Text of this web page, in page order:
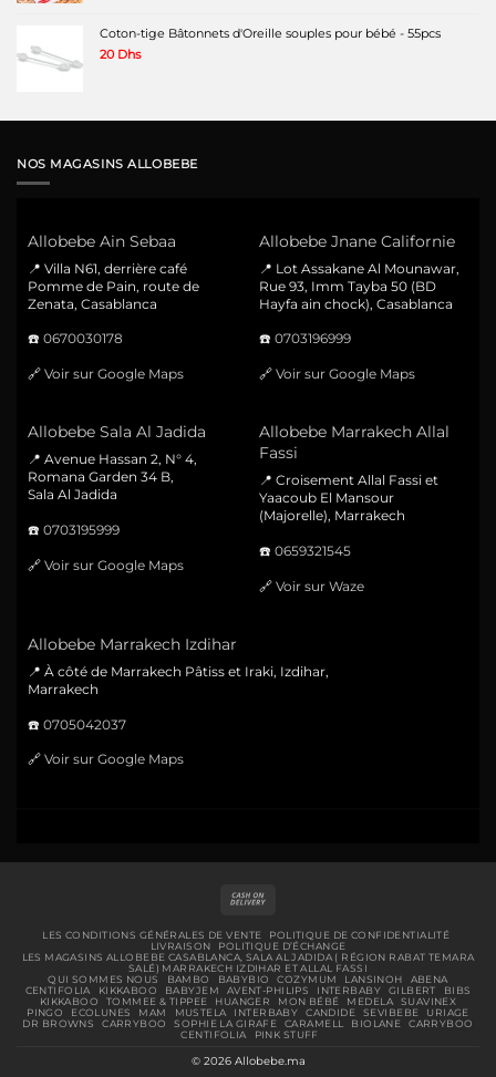
Coton-tige Bâtonnets d'Oreille souples pour bébé - 55pcs
20 Dhs
NOS MAGASINS ALLOBEBE
Allobebe Ain Sebaa
📍 Villa N61, derrière café
Pomme de Pain, route de
Zenata, Casablanca
☎️ 0670030178
🔗 Voir sur Google Maps
Allobebe Jnane Californie
📍 Lot Assakane Al Mounawar,
Rue 93, Imm Tayba 50 (BD
Hayfa ain chock), Casablanca
☎️ 0703196999
🔗 Voir sur Google Maps
Allobebe Sala Al Jadida
📍 Avenue Hassan 2, N° 4,
Romana Garden 34 B,
Sala Al Jadida
☎️ 0703195999
🔗 Voir sur Google Maps
Allobebe Marrakech Allal
Fassi
📍 Croisement Allal Fassi et
Yaacoub El Mansour
(Majorelle), Marrakech
☎️ 0659321545
🔗 Voir sur Waze
Allobebe Marrakech Izdihar
📍 À côté de Marrakech Pâtiss et Iraki, Izdihar,
Marrakech
☎️ 0705042037
🔗 Voir sur Google Maps
Delivery
LES CONDITIONS GÉNÉRALES DE VENTE
POLITIQUE DE CONFIDENTIALITÉ
LIVRAISON
POLITIQUE D’ÉCHANGE
LES MAGASINS ALLOBEBE CASABLANCA, SALA AL JADIDA ( RÉGION RABAT TEMARA
SALÉ) MARRAKECH IZDIHAR ET ALLAL FASSI
QUI SOMMES NOUS
BAMBO BABYBIO COZYMUM LANSINOH
ABENA
CENTIFOLIA
KIKKABOO BABYJEM AVENT-PHILIPS INTERBABY GILBERT
BIBS
KIKKABOO
TOMMEE & TIPPEE HUANGER MON BÉBÉ MEDELA
SUAVINEX
PINGO
ECOLUNES MAM MUSTELA INTERBABY CANDIDE SEVIBEBE
URIAGE
DR BROWNS
CARRYBOO SOPHIE LA GIRAFE CARAMELL BIOLANE
CARRYBOO
CENTIFOLIA
PINK STUFF
© 2026 Allobebe.ma